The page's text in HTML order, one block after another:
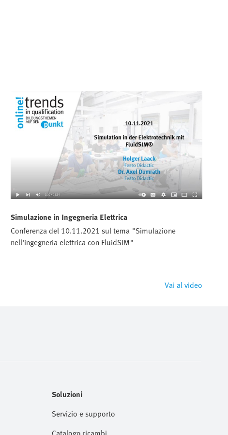
Simulazione in Ingegneria Elettrica
Conferenza del 10.11.2021 sul tema "Simulazione
nell'ingegneria elettrica con FluidSIM"
Vai al video
Soluzioni
Servizio e supporto